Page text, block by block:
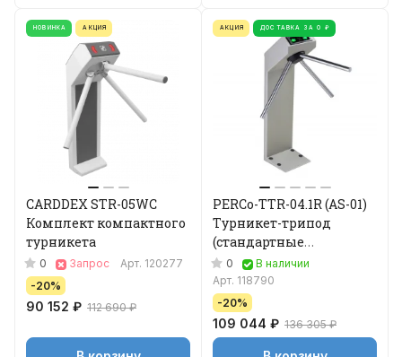
НОВИНКА АКЦИЯ
CARDDEX STR-05WC
Комплект компактного
турникета
0 Запрос Арт. 120277
-20%
90 152 ₽ 112 690 ₽
АКЦИЯ ДОСТАВКА ЗА 0 ₽
PERCo-TTR-04.1R (AS-01)
Турникет-трипод
(стандартные
преграждающие
планки)
0
В наличии
Арт. 118790
-20%
109 044 ₽ 136 305 ₽